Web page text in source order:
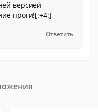
версией -
проги![:+4:]
Ответить